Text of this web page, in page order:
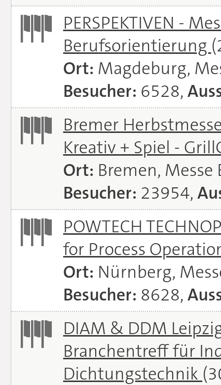
PERSPEKTIVEN -
Berufsorientierung
Ort: Magdeburg,
Besucher: 6528,
Bremer
Kreativ + Spiel -
Ort: Bremen, Messe
Besucher: 23954,
POWTECH
for Process
Ort: Nürnberg,
Besucher: 8628,
DIAM & DDM
Branchentreff für
Dichtungstechnik